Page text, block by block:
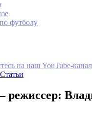
футболу
на наш YouTube-канал
Статьи
режиссер: